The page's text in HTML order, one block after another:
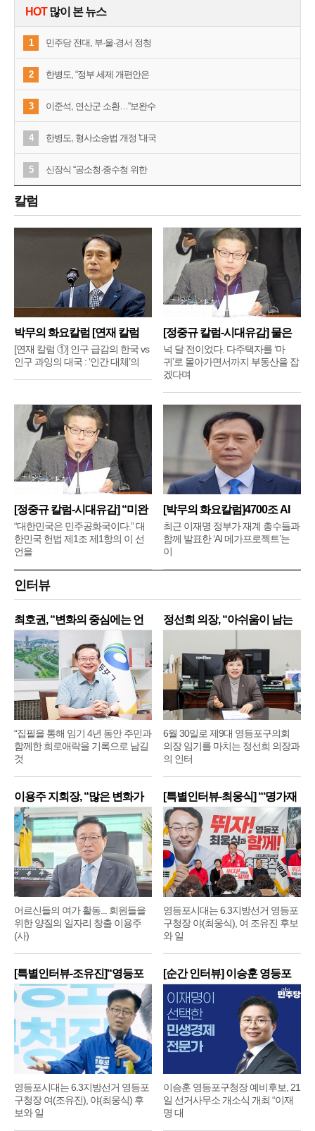
HOT많이 본 뉴스
1 민주당 전대, 부·울·경서 정청
2 한병도, “정부 세제 개편안은
3 이준석, 연산군 소환…“보완수
4 한병도, 형사소송법 개정 '대국
5 신장식 “공소청·중수청 위한
칼럼
박무의 화요칼럼 [연재 칼럼
①]
[연재 칼럼 ①] 인구 급감의 한국 vs
인구 과잉의 대국 : ‘인간 대체’의
[정중규 칼럼-시대유감] 물은
배
넉 달 전이었다. 다주택자를 ‘마
귀’로 몰아가면서까지 부동산을 잡
겠다며
[정중규 칼럼-시대유감] “미완
“대한민국은 민주공화국이다.” 대
한민국 헌법 제1조 제1항의 이 선
언을
[박무의 화요칼럼]4700조 AI
메
최근 이재명 정부가 재계 총수들과
함께 발표한 ‘AI 메가프로젝트’는
이
인터뷰
최호권, “변화의 중심에는 언
제
“집필을 통해 임기 4년 동안 주민과
함께한 희로애락을 기록으로 남길
것
정선희 의장, “아쉬움이 남는
6월 30일로 제9대 영등포구의회
의장 임기를 마치는 정선희 의장과
의 인터
이용주 지회장, “많은 변화가
어르신들의 여가 활동... 회원들을
위한 양질의 일자리 창출 이용주
(사)
[특별인터뷰-최웅식] “‘명가재
영등포시대는 6.3지방선거 영등포
구청장 야(최웅식), 여 조유진 후보
와 일
[특별인터뷰-조유진]“영등포
구
영등포시대는 6.3지방선거 영등포
구청장 여(조유진), 야(최웅식) 후
보와 일
[순간 인터뷰] 이승훈 영등포
구
이승훈 영등포구청장 예비후보, 21
일 선거사무소 개소식 개최 “이재
명 대